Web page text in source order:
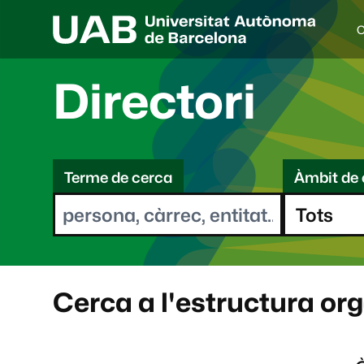
I
d
i
a
e
l
e
o
t
Directori
C
eTerme de cerca Àmbit de
Cerca a l'estructura